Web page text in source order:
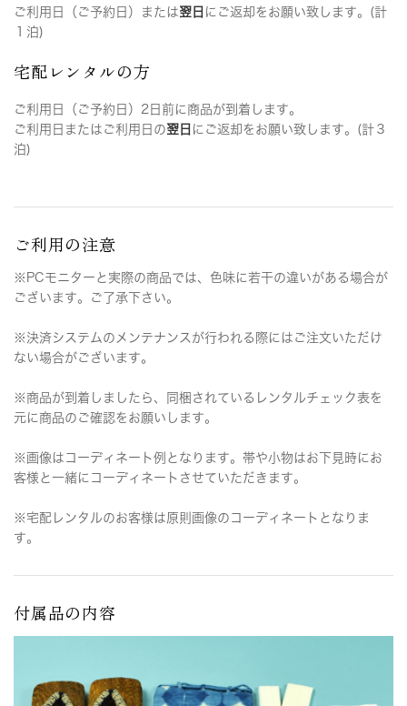
ご利用日（ご予約日）または翌日 にご返却をお願い致します。(計
１泊)
宅配レンタルの方
ご利用日（ご予約日）2日前に商品が到着します。
ご利用日またはご利用日の翌日 にご返却をお願い致します。(計３
泊)
ご利用の注意
※PCモニターと実際の商品では、色味に若干の違いがある場合が
ございます。ご了承下さい。
※決済システムのメンテナンスが行われる際にはご注文いただけ
ない場合がございます。
※商品が到着しましたら、同梱されているレンタルチェック表を
元に商品のご確認をお願いします。
※画像はコーディネート例となります。帯や小物はお下見時にお
客様と一緒にコーディネートさせていただきます。
※宅配レンタルのお客様は原則画像のコーディネートとなりま
す。
付属品の内容